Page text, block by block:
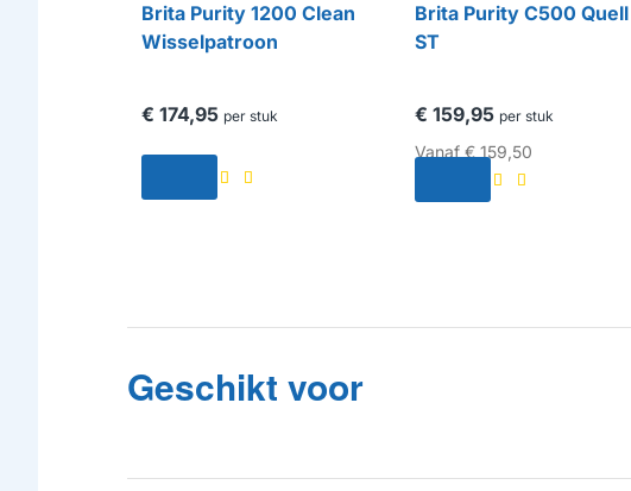
Brita Purity 1200 Clean
Wisselpatroon
€ 174,95 per stuk
Brita Purity C500 Quell
ST
€ 159,95 per stuk
Vanaf€ 159,50
Geschikt voor